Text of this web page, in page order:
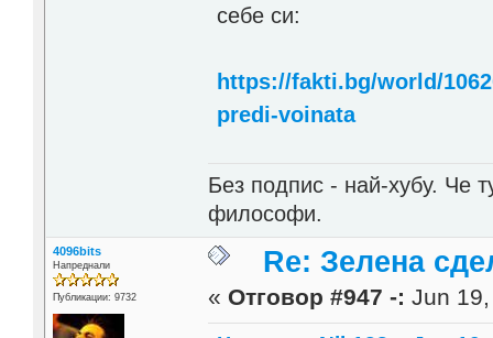
себе си:
https://fakti.bg/world/
predi-voinata
Без подпис - най-хубу. Че
философи.
4096bits
Напреднали
Публикации: 9732
Re: Зелена
« Отговор #947 -: Jun